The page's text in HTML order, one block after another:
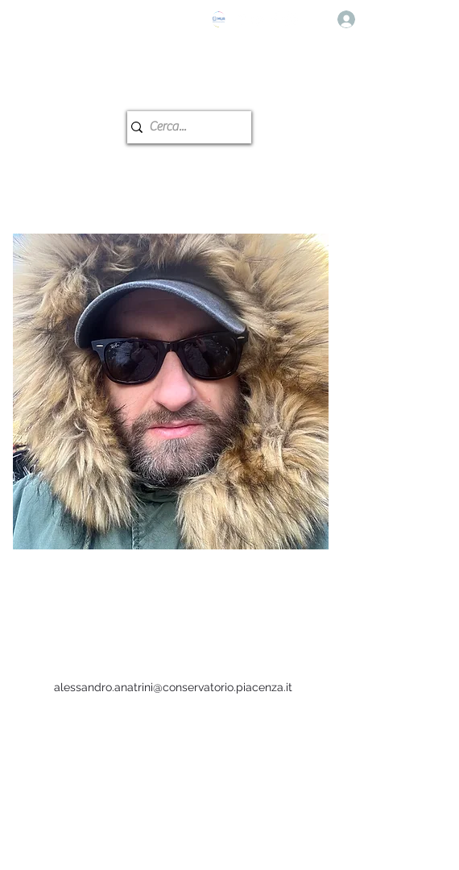
alessandro.anatrini@conservatorio.piacenza.it